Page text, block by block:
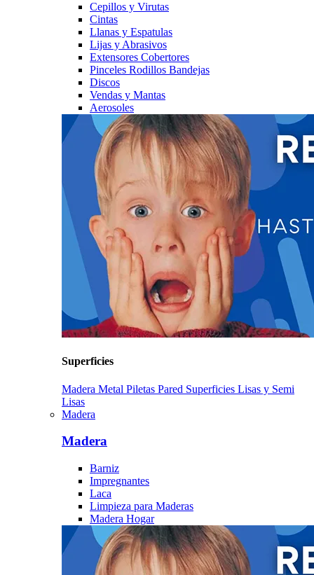
Cepillos y Virutas
Cintas
Llanas y Espatulas
Lijas y Abrasivos
Extensores Cobertores
Pinceles Rodillos Bandejas
Discos
Vendas y Mantas
Aerosoles
Superficies
Madera Metal Piletas Pared Superficies Lisas y Semi
Lisas
Madera
Madera
Barniz
Impregnantes
Laca
Limpieza para Maderas
Madera Hogar